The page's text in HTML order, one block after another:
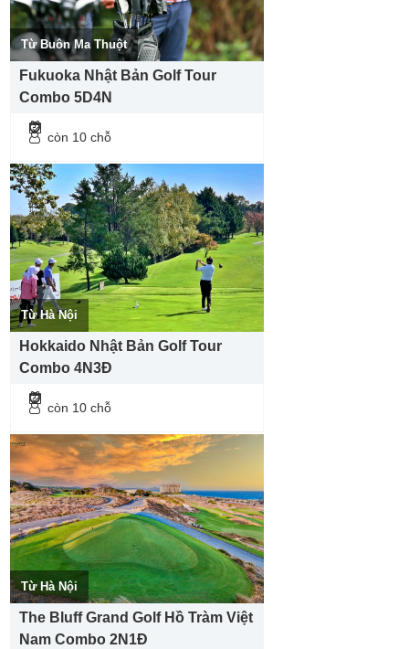
Từ Buôn Ma Thuột
Fukuoka Nhật Bản Golf Tour
Combo 5D4N
còn 10 chỗ
Từ Hà Nội
Hokkaido Nhật Bản Golf Tour
Combo 4N3Đ
còn 10 chỗ
Từ Hà Nội
The Bluff Grand Golf Hồ Tràm Việt
Nam Combo 2N1Đ